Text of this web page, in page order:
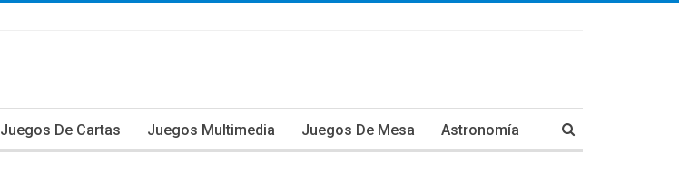
Juegos De Cartas Juegos Multimedia Juegos De Mesa Astronomía